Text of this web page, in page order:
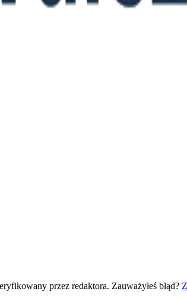
przez redaktora. Zauważyłeś błąd?